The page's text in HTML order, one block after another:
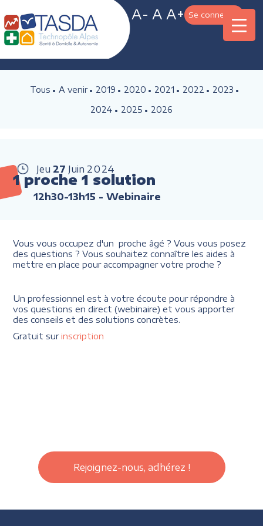
A- A A+ Se connecter
Tous A venir 2019 2020 2021 2022
2023
2024
2025 2026
Jeu 27 Juin 2024
1 proche 1 solution
12h30-13h15 - Webinaire
Vous vous occupez d'un proche âgé ? Vous vous posez
des questions ? Vous souhaitez connaître les aides à
mettre en place pour accompagner votre proche ?
Un professionnel est à votre écoute pour répondre à
vos questions en direct (webinaire) et vous apporter
des conseils et des solutions concrètes.
Gratuit surinscription
Rejoignez-nous, adhérez !